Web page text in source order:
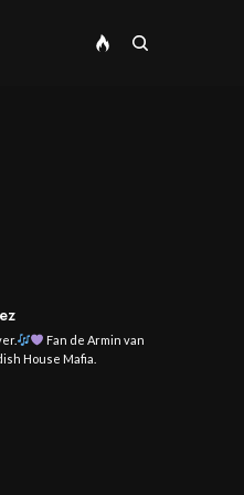
Fan de Armin van
House Mafia.